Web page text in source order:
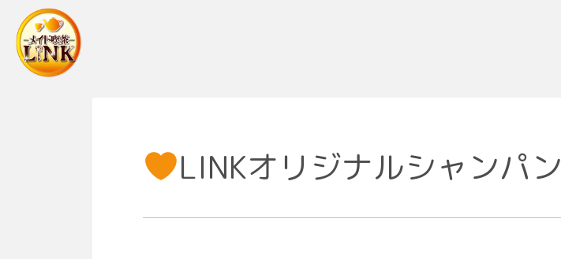
Main Navigation
LINKオリジナルシャンパン